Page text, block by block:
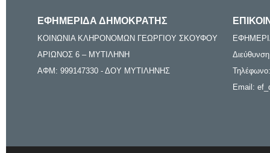
ΕΦΗΜΕΡΙΔΑ ΔΗΜΟΚΡΑΤΗΣ
ΚΟΙΝΩΝΙΑ ΚΛΗΡΟΝΟΜΩΝ ΓΕΩΡΓΙΟΥ ΣΚΟΥΦΟΥ
ΑΡΙΩΝΟΣ 6 – ΜΥΤΙΛΗΝΗ
ΑΦΜ: 999147330 - ΔΟΥ ΜΥΤΙΛΗΝΗΣ
Email: